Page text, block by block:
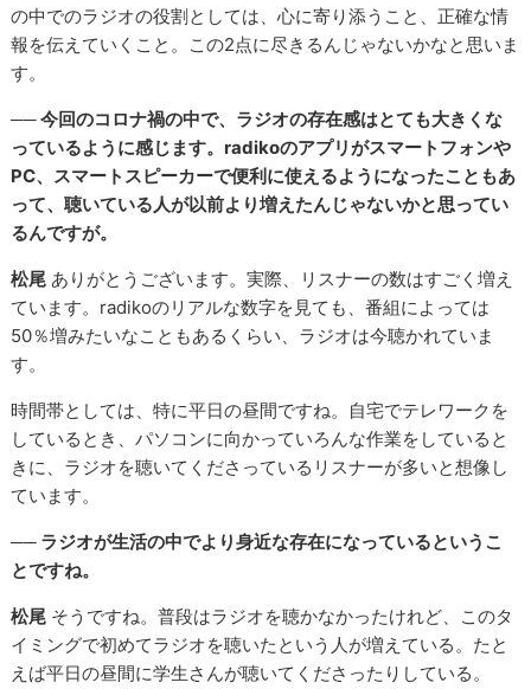
の中でのラジオの役割としては、心に寄り添うこと、正確な情
報を伝えていくこと。この2点に尽きるんじゃないかなと思いま
す。
── 今回のコロナ禍の中で、ラジオの存在感はとても大きくな
っているように感じます。radikoのアプリがスマートフォンや
PC、スマートスピーカーで便利に使えるようになったこともあ
って、聴いている人が以前より増えたんじゃないかと思ってい
るんですが。
松尾 ありがとうございます。実際、リスナーの数はすごく増え
ています。radikoのリアルな数字を見ても、番組によっては
50％増みたいなこともあるくらい、ラジオは今聴かれていま
す。
時間帯としては、特に平日の昼間ですね。自宅でテレワークを
しているとき、パソコンに向かっていろんな作業をしていると
きに、ラジオを聴いてくださっているリスナーが多いと想像し
ています。
── ラジオが生活の中でより身近な存在になっているというこ
とですね。
松尾 そうですね。普段はラジオを聴かなかったけれど、このタ
イミングで初めてラジオを聴いたという人が増えている。たと
えば平日の昼間に学生さんが聴いてくださったりしている。